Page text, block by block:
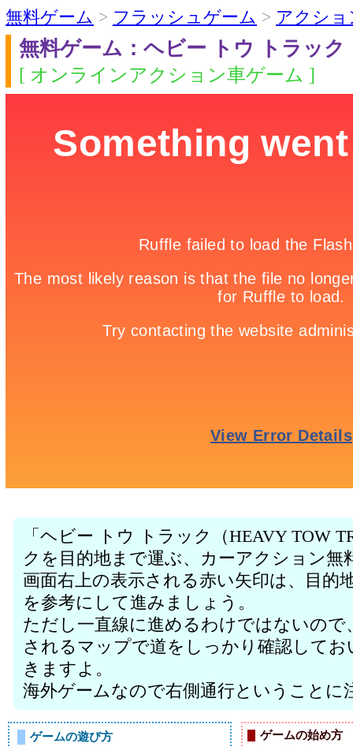
無料ゲーム > フラッシュゲーム > アクショ
無料ゲーム：ヘビー トウ トラック
[ オンラインアクション車ゲーム ]
「ヘビー トウ トラック（HEAVY TOW
クを目的地まで運ぶ、カーアクション無
画面右上の表示される赤い矢印は、目的
を参考にして進みましょう。
ただし一直線に進めるわけではないので
されるマップで道をしっかり確認して
きますよ。
海外ゲームなので右側通行ということに
ゲームの遊び方 ゲームの始め方